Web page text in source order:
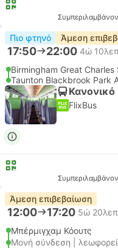
Πιο φτηνό Άμεση
17:50 22:00 4ώ
Birmingham Great Charles
Taunton Blackbrook Park
FlixBus
Άμεση επιβεβαίωση
12:00 17:20 5ώ
Μπέρμιγχαμ Κόουτς
Μονή σύνδεση |